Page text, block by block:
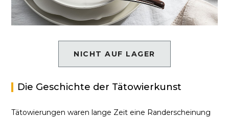
NICHT AUF LAGER
Die Geschichte der Tätowierkunst
Tätowierungen waren lange Zeit eine Randerscheinung